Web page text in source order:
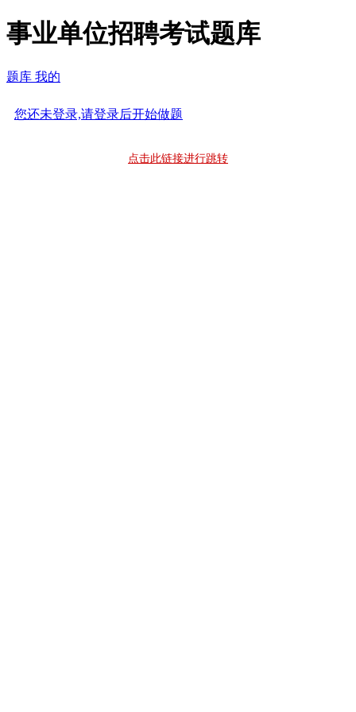
事业单位招聘考试题库
题库 我的
您还未登录,请登录后开始做题
点击此链接进行跳转